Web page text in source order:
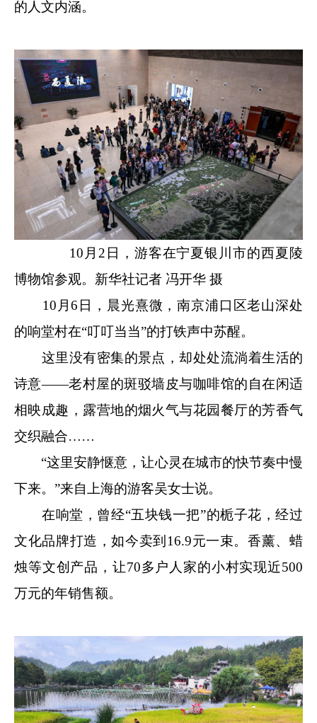
的人文内涵。
10月2日，游客在宁夏银川市的西夏陵
博物馆参观。新华社记者 冯开华 摄
10月6日，晨光熹微，南京浦口区老山深处
的响堂村在“叮叮当当”的打铁声中苏醒。
这里没有密集的景点，却处处流淌着生活的
诗意——老村屋的斑驳墙皮与咖啡馆的自在闲适
相映成趣，露营地的烟火气与花园餐厅的芳香气
交织融合……
“这里安静惬意，让心灵在城市的快节奏中慢
下来。”来自上海的游客吴女士说。
在响堂，曾经“五块钱一把”的栀子花，经过
文化品牌打造，如今卖到16.9元一束。香薰、蜡
烛等文创产品，让70多户人家的小村实现近500
万元的年销售额。